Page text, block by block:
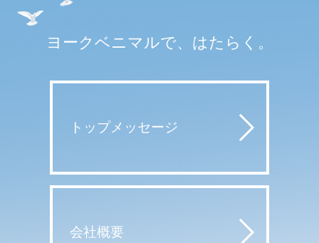
ヨークベニマルで、はたらく。
トップメッセージ
会社概要